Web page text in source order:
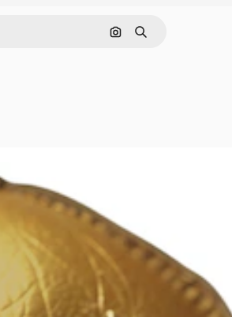
Поиск по изображению
Поиск